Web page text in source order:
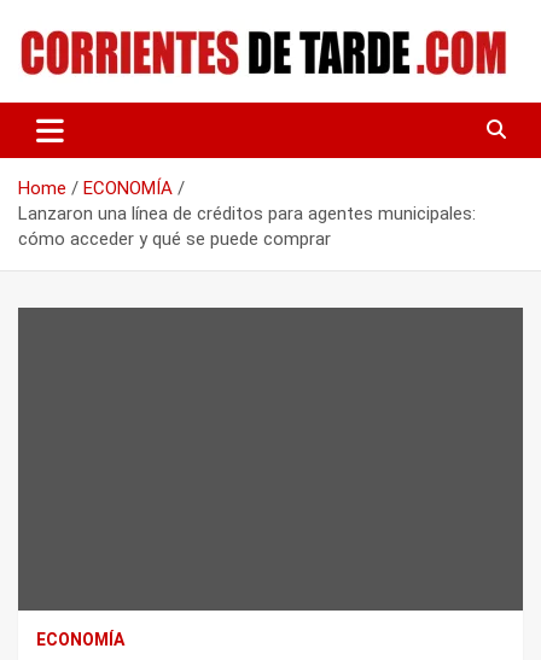
content
CORRIENTES DE TARDE
Home
ECONOMÍA
Lanzaron una línea de créditos para agentes municipales:
cómo acceder y qué se puede comprar
ECONOMÍA